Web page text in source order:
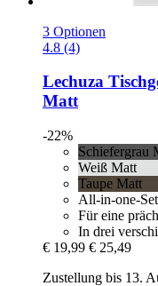
3 Optionen
4.8 (4)
Lechuza
Matt
-22%
Schiefergrau
Weiß Matt
Taupe Matt
All-in-one-Set
Für eine
In drei
€ 19,99 € 25,49
Zustellung bis 13.